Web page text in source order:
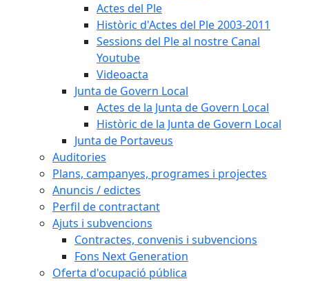
Actes del Ple
Històric d'Actes del Ple 2003-2011
Sessions del Ple al nostre Canal
Youtube
Videoacta
Junta de Govern Local
Actes de la Junta de Govern Local
Històric de la Junta de Govern Local
Junta de Portaveus
Auditories
Plans, campanyes, programes i projectes
Anuncis / edictes
Perfil de contractant
Ajuts i subvencions
Contractes, convenis i subvencions
Fons Next Generation
Oferta d'ocupació pública